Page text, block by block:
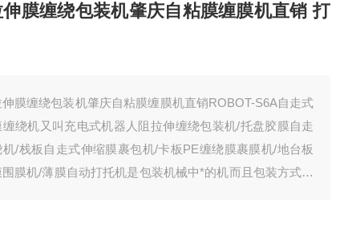
膜缠绕包装机肇庆自粘膜缠膜机直销 打
膜缠绕包装机肇庆自粘膜缠膜机直销ROBOT-S6A自走式
绕机又叫充电式机器人阻拉伸缠绕包装机/托盘胶膜自走
/栈板自走式伸缩膜裹包机/卡板PE缠绕膜裹膜机/地台板
膜机/薄膜自动打托机是包装机械中*的机而且包装方式方